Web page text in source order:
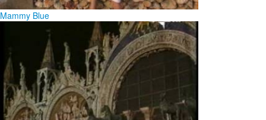
Mammy Blue